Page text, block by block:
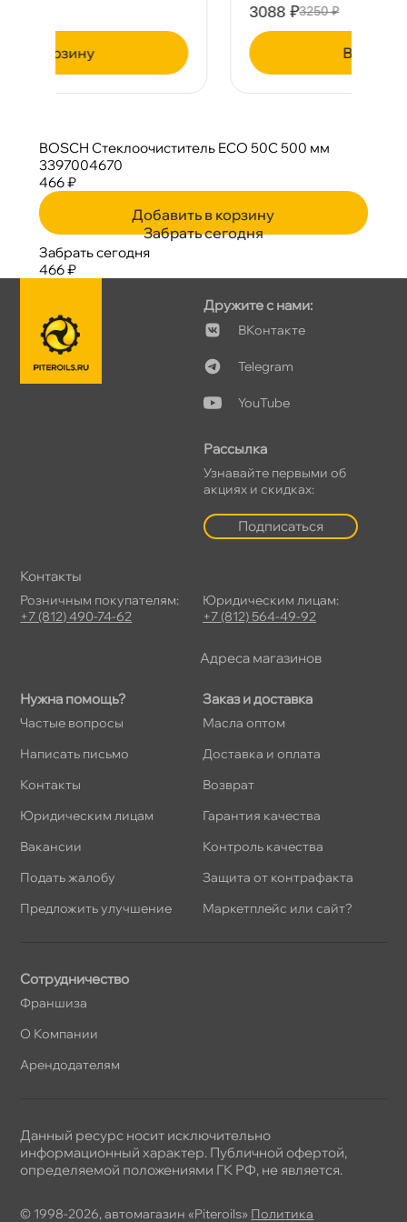
корзину
BOSCH Стеклоочиститель ECO 50C 500 мм
3397004670
466 ₽
Добавить в корзину
Забрать сегодня
Забрать сегодня
466 ₽
Нужна помощь?
Частые вопросы
Написать письмо
Контакты
Юридическим лицам
акансии
Подать жалобу
Предложить улучшение
Заказ и доставка
Масла оптом
Доставка и оплата
озврат
Гарантия качества
Контроль качества
Защита от контрафакта
Маркетплейс или сайт?
Дружите с нами:
Контакте
Telegram
YouTube
Рассылка
Узнавайте первыми о
акциях и скидках:
Подписаться
Сотрудничество
Франшиза
О Компании
Арендодателям
Контакты
Розничным покупателям:
+7 (812) 490-74-62
Юридическим лицам:
+7 (812) 564-49-92
Адреса магазино
© 1998-2026, автомагазин «Piteroils» Политика
Данный ресурс носит исключительно
информационный характер. Публичной офертой,
определяемой положениями ГК РФ, не является.